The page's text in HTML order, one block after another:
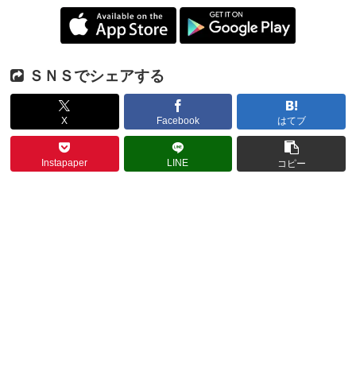
ＳＮＳでシェアする
X Facebook はてブ
Instapaper LINE コピー